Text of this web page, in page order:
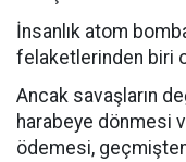
İnsanlık atom
felaketlerinden biri
Ancak savaşların
harabeye dönmesi
ödemesi,